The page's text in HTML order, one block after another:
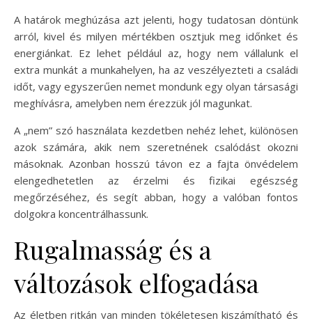
A határok meghúzása azt jelenti, hogy tudatosan döntünk
arról, kivel és milyen mértékben osztjuk meg időnket és
energiánkat. Ez lehet például az, hogy nem vállalunk el
extra munkát a munkahelyen, ha az veszélyezteti a családi
időt, vagy egyszerűen nemet mondunk egy olyan társasági
meghívásra, amelyben nem érezzük jól magunkat.
A „nem” szó használata kezdetben nehéz lehet, különösen
azok számára, akik nem szeretnének csalódást okozni
másoknak. Azonban hosszú távon ez a fajta önvédelem
elengedhetetlen az érzelmi és fizikai egészség
megőrzéséhez, és segít abban, hogy a valóban fontos
dolgokra koncentrálhassunk.
Rugalmasság és a
változások elfogadása
Az életben ritkán van minden tökéletesen kiszámítható és